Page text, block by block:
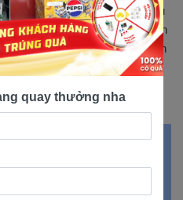
dòng xe được nhiều người tiêu
dưới đây sẽ đánh giá khách
của dòng xe này để các bạn
lựa mua một chiếc xe 50cc
quay thưởng nha